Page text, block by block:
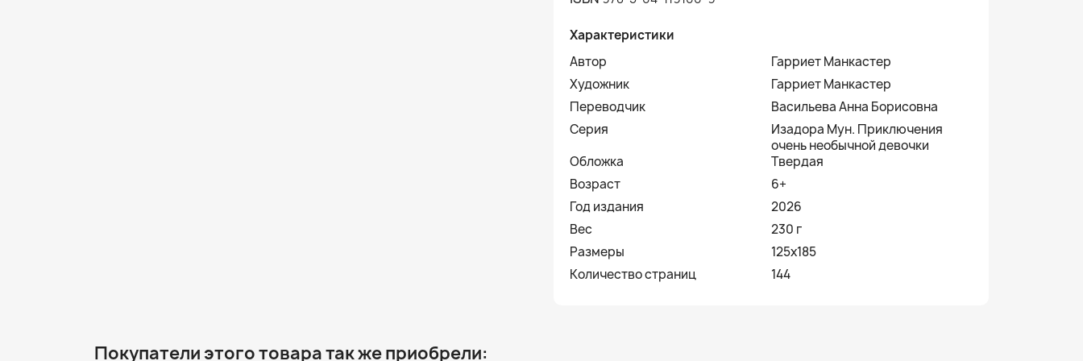
Характеристики
Автор
Гарриет Манкастер
Художник
Гарриет Манкастер
Переводчик
Васильева Анна Борисовна
Серия
Изадора Мун. Приключения
очень необычной девочки
Обложка
Твердая
Возраст
6+
Год издания
2026
Вес
230 г
Размеры
125x185
Количество страниц
144
Покупатели этого товара так же приобрели: